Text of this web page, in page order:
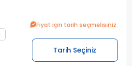
Fiyat için tarih seçmelisiniz
Tarih Seçiniz